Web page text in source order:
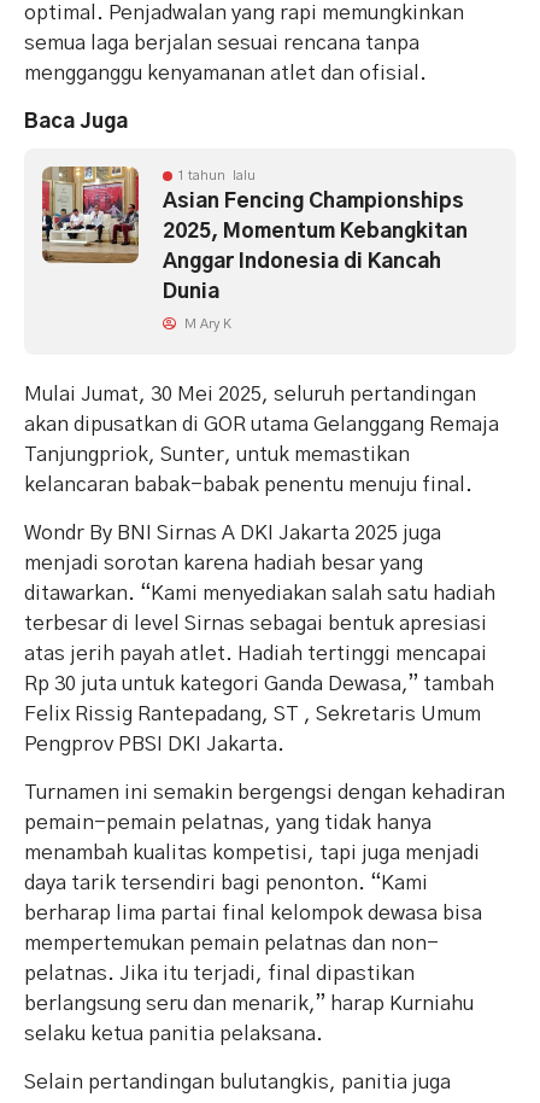
optimal. Penjadwalan yang rapi memungkinkan
semua laga berjalan sesuai rencana tanpa
mengganggu kenyamanan atlet dan ofisial.
Baca Juga
1 tahun lalu
Asian Fencing Championships
2025, Momentum Kebangkitan
Anggar Indonesia di Kancah
Dunia
M Ary K
Mulai Jumat, 30 Mei 2025, seluruh pertandingan
akan dipusatkan di GOR utama Gelanggang Remaja
Tanjungpriok, Sunter, untuk memastikan
kelancaran babak-babak penentu menuju final.
Wondr By BNI Sirnas A DKI Jakarta 2025 juga
menjadi sorotan karena hadiah besar yang
ditawarkan. “Kami menyediakan salah satu hadiah
terbesar di level Sirnas sebagai bentuk apresiasi
atas jerih payah atlet. Hadiah tertinggi mencapai
Rp 30 juta untuk kategori Ganda Dewasa,” tambah
Felix Rissig Rantepadang, ST , Sekretaris Umum
Pengprov PBSI DKI Jakarta.
Turnamen ini semakin bergengsi dengan kehadiran
pemain-pemain pelatnas, yang tidak hanya
menambah kualitas kompetisi, tapi juga menjadi
daya tarik tersendiri bagi penonton. “Kami
berharap lima partai final kelompok dewasa bisa
mempertemukan pemain pelatnas dan non-
pelatnas. Jika itu terjadi, final dipastikan
berlangsung seru dan menarik,” harap Kurniahu
selaku ketua panitia pelaksana.
Selain pertandingan bulutangkis, panitia juga